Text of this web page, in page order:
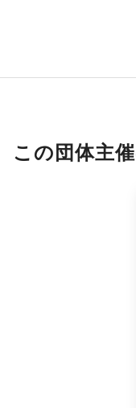
この団体主